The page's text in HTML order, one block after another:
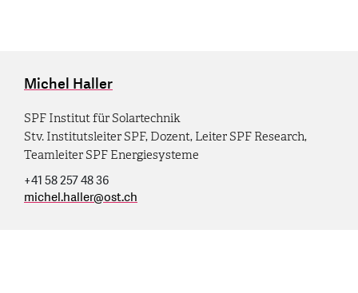
Michel Haller
SPF Institut für Solartechnik
Stv. Institutsleiter SPF, Dozent, Leiter SPF Research,
Teamleiter SPF Energiesysteme
+41 58 257 48 36
michel.haller@ost.ch